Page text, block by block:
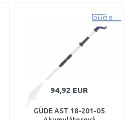
DO KOŠÍKA
94,92 EUR
GÜDE AST 18-201-05